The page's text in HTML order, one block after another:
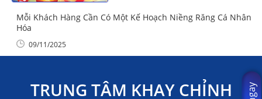
Mỗi Khách Hàng Cần Có Một Kế Hoạch Niềng Răng Cá Nhân
Hóa
09/11/2025
TRUNG TÂM KHAY CHỈNH